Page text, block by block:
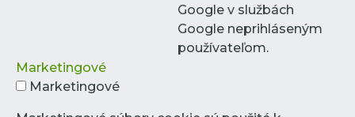
Google v službách
Google neprihláseným
používateľom.
Marketingové
Marketingové